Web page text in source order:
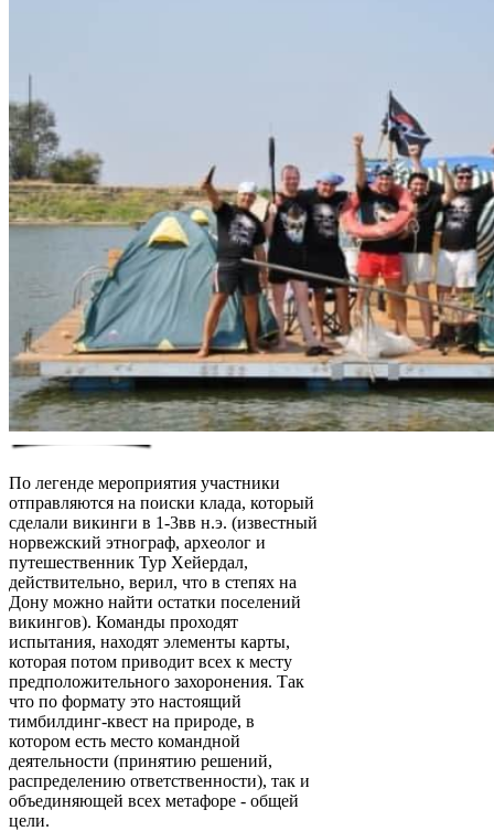
По легенде мероприятия участники
отправляются на поиски клада, который
сделали викинги в 1-3вв н.э. (известный
норвежский этнограф, археолог и
путешественник Тур Хейердал,
действительно, верил, что в степях на
Дону можно найти остатки поселений
викингов). Команды проходят
испытания, находят элементы карты,
которая потом приводит всех к месту
предположительного захоронения. Так
что по формату это настоящий
тимбилдинг-квест на природе, в
котором есть место командной
деятельности (принятию решений,
распределению ответственности), так и
объединяющей всех метафоре - общей
цели.